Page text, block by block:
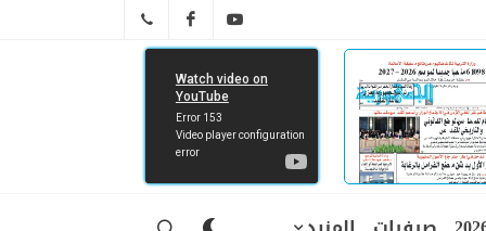
YT
FB